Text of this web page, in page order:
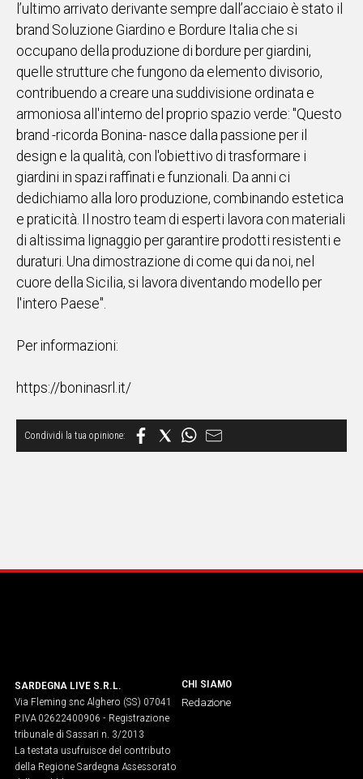
l’ultimo arrivato derivante sempre dall’acciaio è stato il
brand Soluzione Giardino e Bordure Italia che si
occupano della produzione di bordure per giardini,
quelle strutture che fungono da elemento divisorio,
contribuendo a creare una suddivisione ordinata e
armoniosa all'interno del proprio spazio verde: "Questo
brand -ricorda Bonina- nasce dalla passione per il
design e la qualità, con l'obiettivo di trasformare i
giardini in spazi raffinati e funzionali. Da anni ci
dedichiamo alla loro produzione, combinando estetica
e praticità. Il nostro team di esperti lavora con materiali
di altissima lignaggio per garantire prodotti resistenti e
duraturi. Una dimostrazione di come qui da noi, nel
cuore della Sicilia, si lavora diventando modello per
l'intero Paese".
Per informazioni:
https://boninasrl.it/
SARDEGNA LIVE S.R.L.
Via Fleming snc Alghero (SS) 07041
P.IVA 02622400906 - Registrazione
tribunale di Sassari n. 3/2013
La testata usufruisce del contributo
della Regione Sardegna Assessorato
CHI SIAMO
Redazione